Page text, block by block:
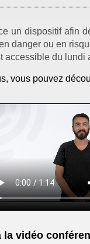
un dispositif afin
danger ou en
accessible du
vous pouvez
la vidéo